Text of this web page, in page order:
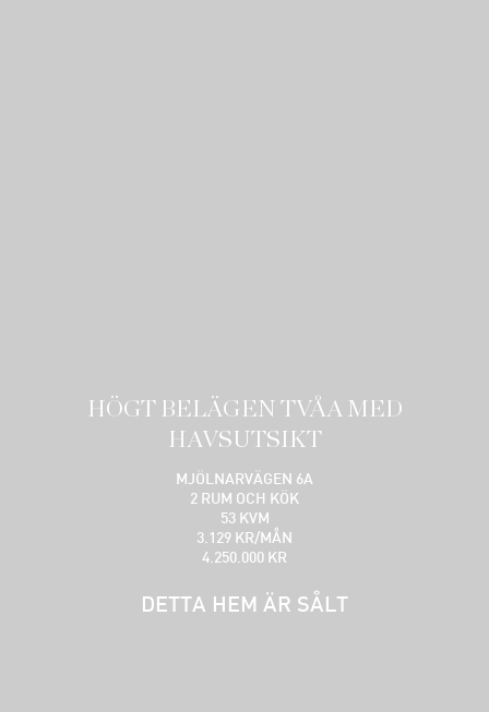
HÖGT BELÄGEN TVÅA MED
HAVSUTSIKT
MJÖLNARVÄGEN 6A
2 RUM OCH KÖK
53 KVM
3.129 KR/MÅN
4.250.000 KR
DETTA HEM ÄR SÅLT